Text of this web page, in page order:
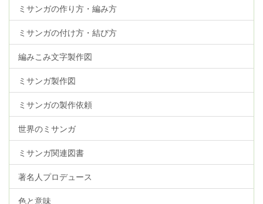
ミサンガの作り方・編み方
ミサンガの付け方・結び方
編みこみ文字製作図
ミサンガ製作図
ミサンガの製作依頼
世界のミサンガ
ミサンガ関連図書
著名人プロデュース
色と意味